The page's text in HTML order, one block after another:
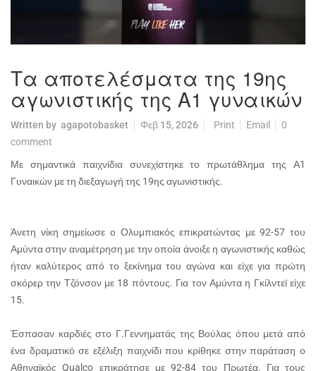
Τα αποτελέσματα της 19ης
αγωνιστικής της Α1 γυναικών
Written by agapotobasket Φεβ 15, 2026 Print Email
0
comment
Με σημαντικά παιχνίδια συνεχίστηκε το πρωτάθλημα της Α1
Γυναικών με τη διεξαγωγή της 19ης αγωνιστικής.
Άνετη νίκη σημείωσε ο Ολυμπιακός επικρατώντας με 92-57 του
Αμύντα στην αναμέτρηση με την οποία άνοιξε η αγωνιστικής καθώς
ήταν καλύτερος από το ξεκίνημα του αγώνα και είχε για πρώτη
σκόρερ την Τζόνσον με 18 πόντους. Για τον Αμύντα η Γκίλντεϊ είχε
15.
Έσπασαν καρδιές στο Γ.Γεννηματάς της Βούλας όπου μετά από
ένα δραματικό σε εξέλιξη παιχνίδι που κρίθηκε στην παράταση ο
Αθηναϊκός Qualco επικράτησε με 92-84 του Πρωτέα. Για τους